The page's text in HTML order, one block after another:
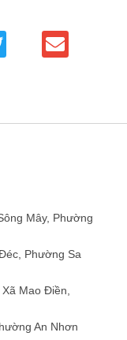
Mây, Phường
Phường Sa
Mao Điền,
An Nhơn